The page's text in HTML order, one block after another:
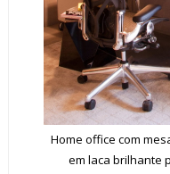
Home office com
em laca brilhante